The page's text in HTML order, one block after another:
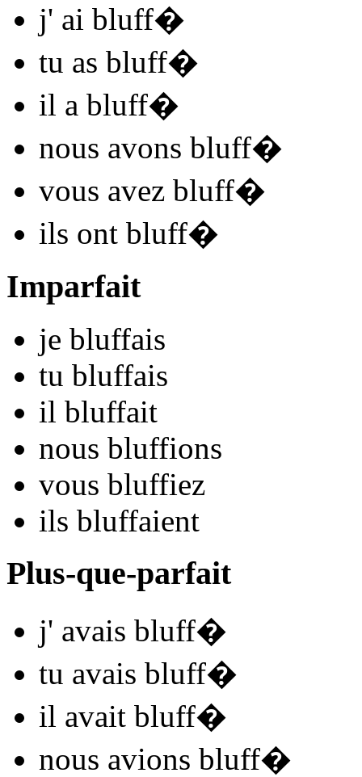
j' ai bluff�
tu as bluff�
il a bluff�
nous avons bluff�
vous avez bluff�
ils ont bluff�
Imparfait
je bluffais
tu bluffais
il bluffait
nous bluffions
vous bluffiez
ils bluffaient
Plus-que-parfait
j' avais bluff�
tu avais bluff�
il avait bluff�
nous avions bluff�